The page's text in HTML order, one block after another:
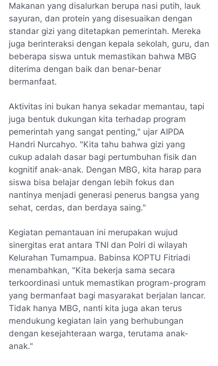
Makanan yang disalurkan berupa nasi putih, lauk
sayuran, dan protein yang disesuaikan dengan
standar gizi yang ditetapkan pemerintah. Mereka
juga berinteraksi dengan kepala sekolah, guru, dan
beberapa siswa untuk memastikan bahwa MBG
diterima dengan baik dan benar-benar
bermanfaat.
Aktivitas ini bukan hanya sekadar memantau, tapi
juga bentuk dukungan kita terhadap program
pemerintah yang sangat penting," ujar AIPDA
Handri Nurcahyo. "Kita tahu bahwa gizi yang
cukup adalah dasar bagi pertumbuhan fisik dan
kognitif anak-anak. Dengan MBG, kita harap para
siswa bisa belajar dengan lebih fokus dan
nantinya menjadi generasi penerus bangsa yang
sehat, cerdas, dan berdaya saing."
Kegiatan pemantauan ini merupakan wujud
sinergitas erat antara TNI dan Polri di wilayah
Kelurahan Tumampua. Babinsa KOPTU Fitriadi
menambahkan, "Kita bekerja sama secara
terkoordinasi untuk memastikan program-program
yang bermanfaat bagi masyarakat berjalan lancar.
Tidak hanya MBG, nanti kita juga akan terus
mendukung kegiatan lain yang berhubungan
dengan kesejahteraan warga, terutama anak-
anak."